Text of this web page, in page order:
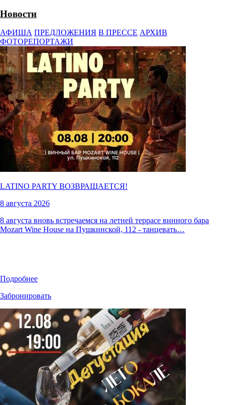
Новости
АФИША ПРЕДЛОЖЕНИЯ В ПРЕССЕ АРХИВ
ФОТОРЕПОРТАЖИ
LATINO PARTY ВОЗВРАЩАЕТСЯ!
8 августа 2026
8 августа вновь встречаемся на летней террасе винного бара
Mozart Wine House на Пушкинской, 112 - танцевать…
Подробнее
Забронировать